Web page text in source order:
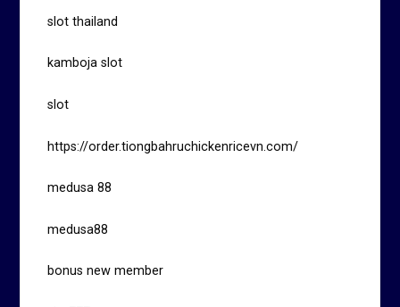
slot thailand
kamboja slot
slot
https://order.tiongbahruchickenricevn.com/
medusa 88
medusa88
bonus new member